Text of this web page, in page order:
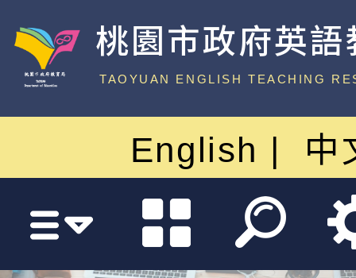
桃園市政府英
中心
TAOYUAN ENGLISH TEACHING
English 中